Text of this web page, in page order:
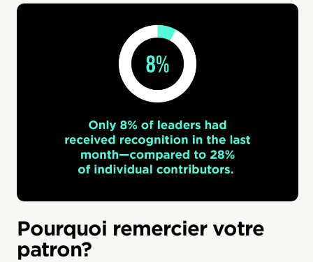
Pourquoi remercier votre
patron?